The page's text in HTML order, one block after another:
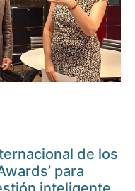
de los
para